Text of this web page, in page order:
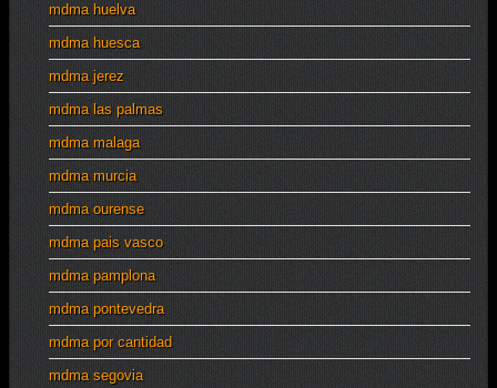
mdma huelva
mdma huesca
mdma jerez
mdma las palmas
mdma malaga
mdma murcia
mdma ourense
mdma pais vasco
mdma pamplona
mdma pontevedra
mdma por cantidad
mdma segovia